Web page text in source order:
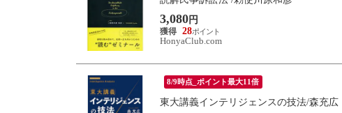
3,080 円
28
HonyaClub.com
8/9時点_ポイント最大11倍
東大講義インテリジェンスの技法/森充広